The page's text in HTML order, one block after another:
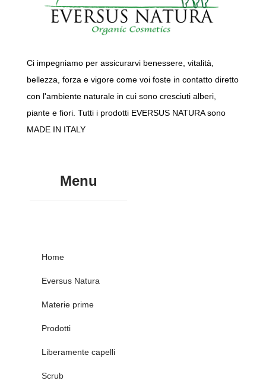
Ci impegniamo per assicurarvi benessere, vitalità,
bellezza, forza e vigore come voi foste in contatto diretto
con l'ambiente naturale in cui sono cresciuti alberi,
piante e fiori. Tutti i prodotti EVERSUS NATURA sono
MADE IN ITALY
Menu
Home
Eversus Natura
Materie prime
Prodotti
Liberamente capelli
Scrub